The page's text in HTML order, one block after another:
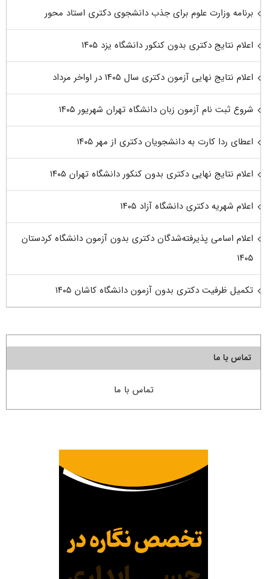
برنامه وزارت علوم برای جذب دانشجوی دکتری استاد محور
اعلام نتایج دکتری بدون کنکور دانشگاه یزد ۱۴۰۵
اعلام نتایج نهایی آزمون دکتری سال ۱۴۰۵ در اواخر مرداد
شروع ثبت نام آزمون زبان دانشگاه تهران شهریور ۱۴۰۵
اعطای ردا کارت به دانشجویان دکتری از مهر ۱۴۰۵
اعلام نتایج نهایی دکتری بدون کنکور دانشگاه تهران ۱۴۰۵
اعلام شهریه دکتری دانشگاه آزاد ۱۴۰۵
اعلام اسامی پذیرفته‌شدگان دکتری بدون آزمون دانشگاه کردستان
۱۴۰۵
تکمیل ظرفیت دکتری بدون آزمون دانشگاه کاشان ۱۴۰۵
تماس با ما
تماس با ما